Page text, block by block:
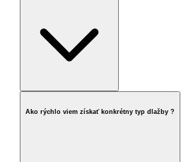
Ako rýchlo viem získať konkrétny typ dlažby ?